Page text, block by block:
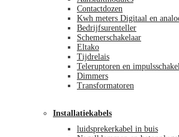
Contactdozen
Kwh meters Digitaal en
Bedrijfsurenteller
Schemerschakelaar
Eltako
Tijdrelais
Teleruptoren en
Dimmers
Transformatoren
Installatiekabels
luidsprekerkabel in buis